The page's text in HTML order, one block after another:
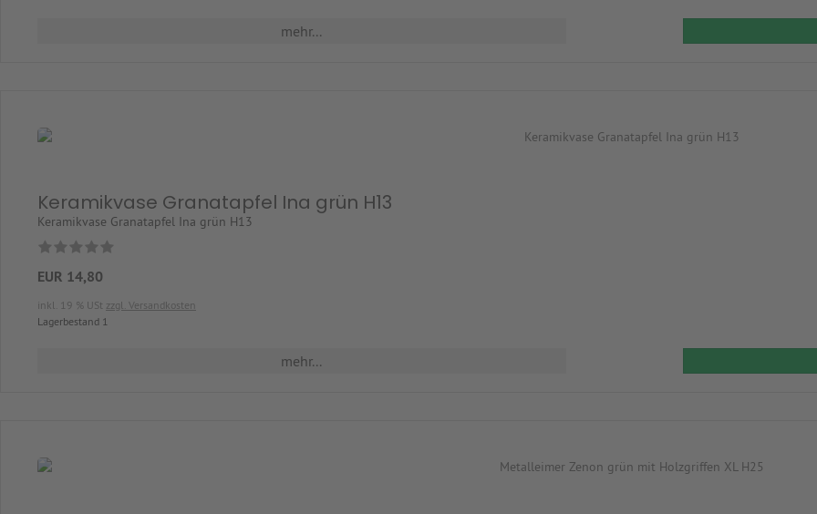
mehr...
Keramikvase Granatapfel Ina grün H13
Keramikvase Granatapfel Ina grün H13
EUR 14,80
inkl. 19 % USt zzgl. Versandkosten
Lagerbestand 1
mehr...